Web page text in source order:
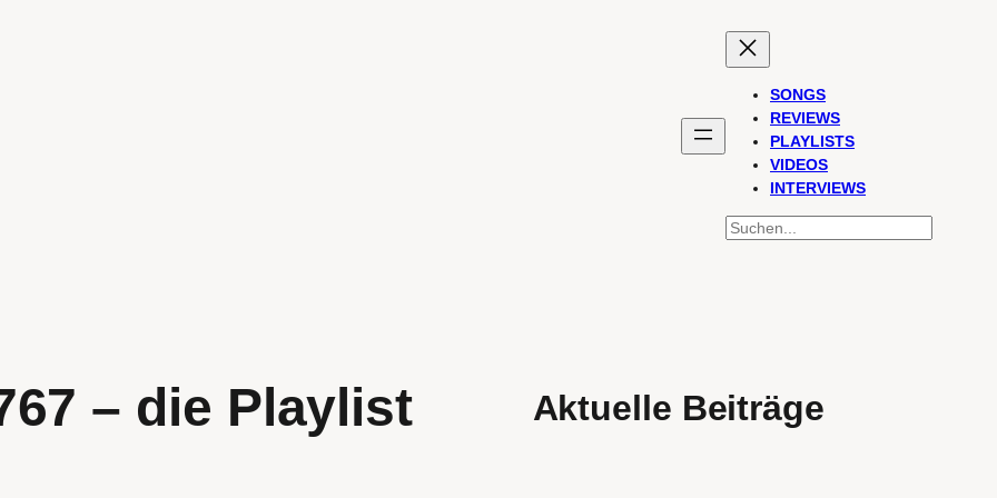
SONGS
REVIEWS
PLAYLISTS
VIDEOS
INTERVIEWS
SUCHEN
– die Playlist Aktuelle Beiträge